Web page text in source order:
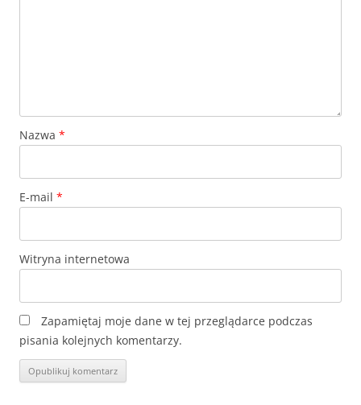
Nazwa *
E-mail *
Witryna internetowa
Zapamiętaj moje dane w tej przeglądarce podczas
pisania kolejnych komentarzy.